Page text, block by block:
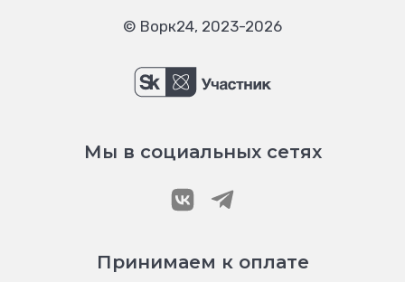
© Ворк24, 2023-2026
Мы в социальных сетях
Принимаем к оплате